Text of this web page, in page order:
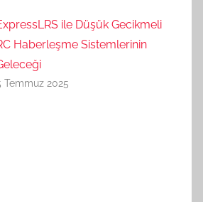
ile Düşük Gecikmeli
Haberleşme Sistemlerinin
Temmuz 2025